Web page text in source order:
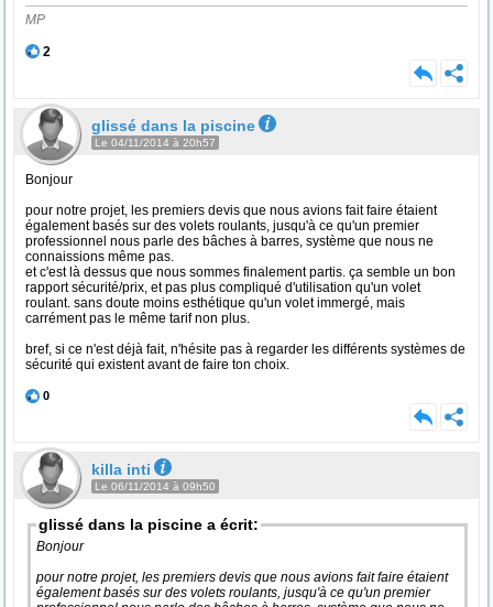
MP
2
glissé dans la piscine
Le 04/11/2014 à 20h57
Bonjour
pour notre projet, les premiers devis que nous avions fait faire étaient
également basés sur des volets roulants, jusqu'à ce qu'un premier
professionnel nous parle des bâches à barres, système que nous ne
connaissions même pas.
et c'est là dessus que nous sommes finalement partis. ça semble un bon
rapport sécurité/prix, et pas plus compliqué d'utilisation qu'un volet
roulant. sans doute moins esthétique qu'un volet immergé, mais
carrément pas le même tarif non plus.
bref, si ce n'est déjà fait, n'hésite pas à regarder les différents systèmes de
sécurité qui existent avant de faire ton choix.
0
killa inti
Le 06/11/2014 à 09h50
glissé dans la piscine a écrit:
Bonjour
pour notre projet, les premiers devis que nous avions fait faire étaient
également basés sur des volets roulants, jusqu'à ce qu'un premier